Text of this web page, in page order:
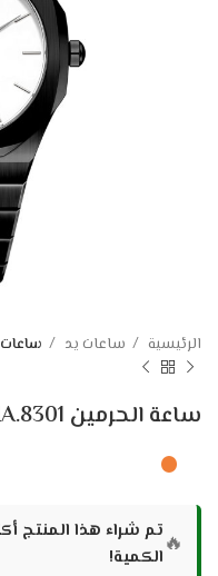
الرئيسية ساعات يد
ساعة الحرمين HA.8301
🔥تم شراء هذا المنتج
الكمية!